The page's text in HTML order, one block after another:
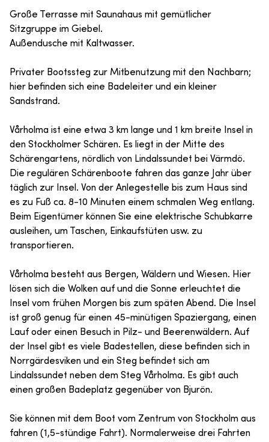
Große Terrasse mit Saunahaus mit gemütlicher
Sitzgruppe im Giebel.
Außendusche mit Kaltwasser.
Privater Bootssteg zur Mitbenutzung mit den Nachbarn;
hier befinden sich eine Badeleiter und ein kleiner
Sandstrand.
Vårholma ist eine etwa 3 km lange und 1 km breite Insel in
den Stockholmer Schären. Es liegt in der Mitte des
Schärengartens, nördlich von Lindalssundet bei Värmdö.
Die regulären Schärenboote fahren das ganze Jahr über
täglich zur Insel. Von der Anlegestelle bis zum Haus sind
es zu Fuß ca. 8-10 Minuten einem schmalen Weg entlang.
Beim Eigentümer können Sie eine elektrische Schubkarre
ausleihen, um Taschen, Einkaufstüten usw. zu
transportieren.
Vårholma besteht aus Bergen, Wäldern und Wiesen. Hier
lösen sich die Wolken auf und die Sonne erleuchtet die
Insel vom frühen Morgen bis zum späten Abend. Die Insel
ist groß genug für einen 45-minütigen Spaziergang, einen
Lauf oder einen Besuch in Pilz- und Beerenwäldern. Auf
der Insel gibt es viele Badestellen, diese befinden sich in
Norrgärdesviken und ein Steg befindet sich am
Lindalssundet neben dem Steg Vårholma. Es gibt auch
einen großen Badeplatz gegenüber von Bjurön.
Sie können mit dem Boot vom Zentrum von Stockholm aus
fahren (1,5-stündige Fahrt). Normalerweise drei Fahrten